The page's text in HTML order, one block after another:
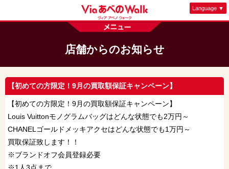
店舗からのお知らせ
【初めての方限定！9月の買取額保証キャンペーン】
【初めての方限定！9月の買取額保証キャンペーン】
Louis Vuittonモノグラムバッグはどんな状態でも2万円～
CHANELゴールドメッキアクセはどんな状態でも1万円～
買取保証致します！！
※ブランドオフ会員登録必要